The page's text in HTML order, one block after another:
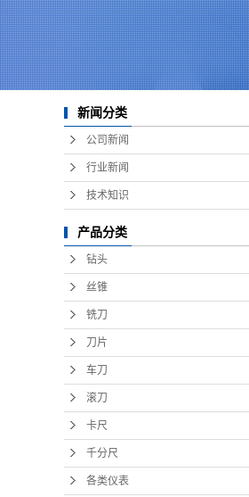
新闻分类
公司新闻
行业新闻
技术知识
产品分类
钻头
丝锥
铣刀
刀片
车刀
滚刀
卡尺
千分尺
各类仪表